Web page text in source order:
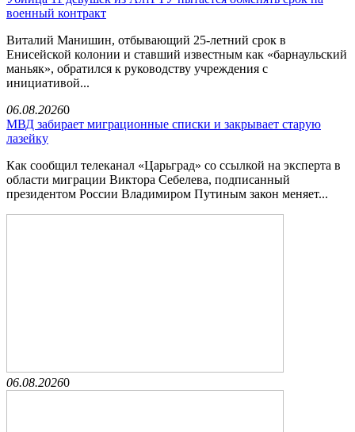
военный контракт
Виталий Манишин, отбывающий 25-летний срок в
Енисейской колонии и ставший известным как «барнаульский
маньяк», обратился к руководству учреждения с
инициативой...
06.08.20260
МВД забирает миграционные списки и закрывает старую
лазейку
Как сообщил телеканал «Царьград» со ссылкой на эксперта в
области миграции Виктора Себелева, подписанный
президентом России Владимиром Путиным закон меняет...
06.08.20260